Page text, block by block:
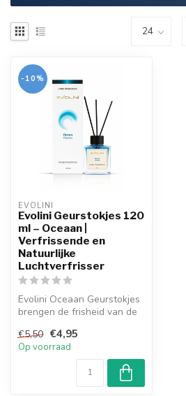
-10%
EVOLINI
Evolini Geurstokjes 120
ml – Oceaan |
Verfrissende en
Natuurlijke
Luchtverfrisser
Evolini Oceaan Geurstokjes
brengen de frisheid van de
€5,50 €4,95
Op voorraad